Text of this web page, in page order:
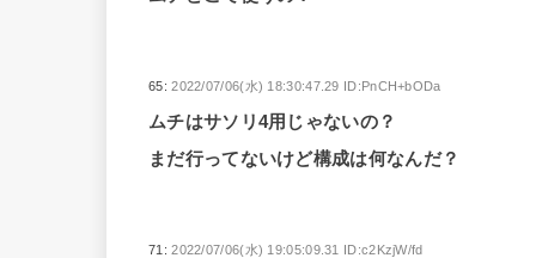
65: 2022/07/06(水) 18:30:47.29 ID:PnCH+bODa
ムチはサソリ4用じゃないの？
まだ行ってないけど構成は何なんだ？
71: 2022/07/06(水) 19:05:09.31 ID:c2KzjW/fd